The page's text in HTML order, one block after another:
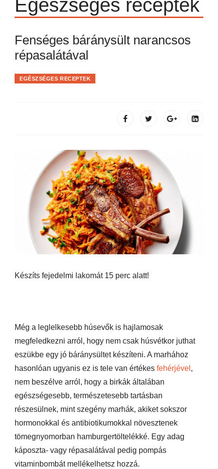
Egészséges receptek
Fenséges báránysült narancsos
répasalátával
EGÉSZSÉGES RECEPTEK
Készíts fejedelmi lakomát 15 perc alatt!
Még a leglelkesebb húsevők is hajlamosak
megfeledkezni arról, hogy nem csak húsvétkor juthat
eszükbe egy jó báránysültet készíteni. A marhához
hasonlóan ugyanis ez is tele van értékes fehérjével ,
nem beszélve arról, hogy a birkák általában
egészségesebb, természetesebb tartásban
részesülnek, mint szegény marhák, akiket sokszor
hormonokkal és antibiotikumokkal növesztenek
tömegnyomorban hamburgertöltelékké. Egy adag
káposzta- vagy répasalátával pedig pompás
vitaminbombát mellékelhetsz hozzá.